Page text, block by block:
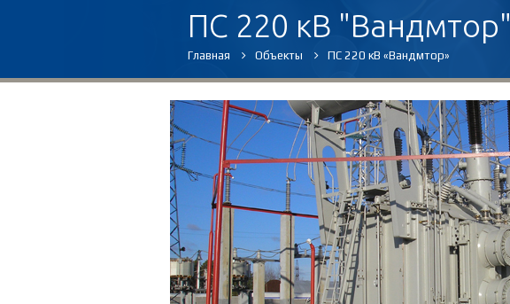
ПС 220 кВ "Вандмтор"
Главная Объекты ПС 220 кВ «Вандмтор»